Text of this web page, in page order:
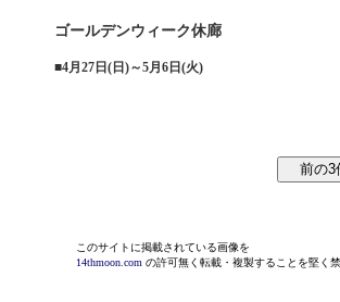
ゴールデンウィーク休廊
■4月27日(日)～5月6日(火)
このサイトに掲載されている画像を
14thmoon.com の許可無く転載・複製することを堅く